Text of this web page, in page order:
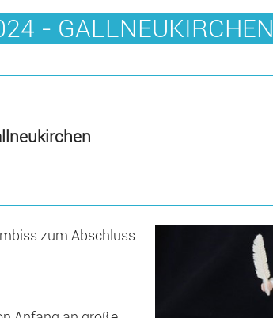
- GALLNEUKIRCHEN
zum Abschluss